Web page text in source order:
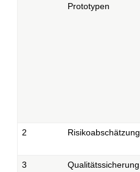
Prototypen
2 Risikoabschätzung
3 Qualitätssicherung